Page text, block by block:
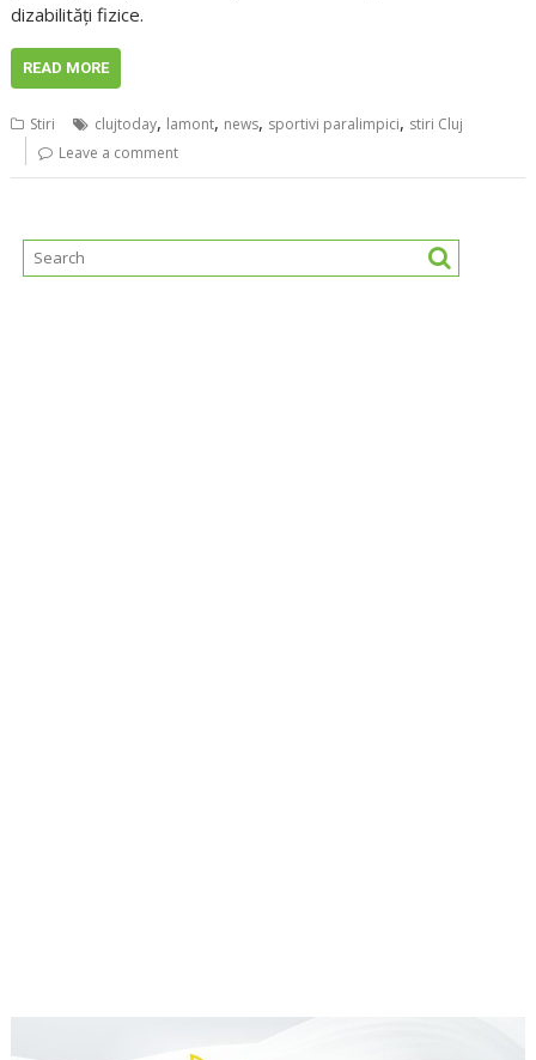
dizabilităţi fizice.
READ MORE
Stiri clujtoday, lamont, news, sportivi paralimpici, stiri Cluj
Leave a comment